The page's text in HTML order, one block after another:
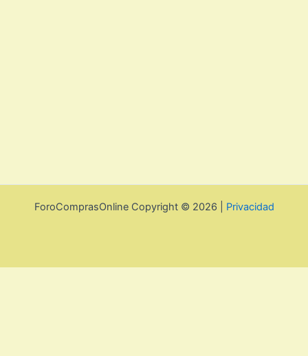
ForoComprasOnline Copyright © 2026 | Privacidad